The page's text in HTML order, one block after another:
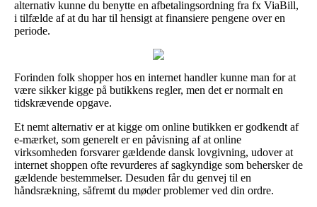
alternativ kunne du benytte en afbetalingsordning fra fx ViaBill,
i tilfælde af at du har til hensigt at finansiere pengene over en
periode.
Forinden folk shopper hos en internet handler kunne man for at
være sikker kigge på butikkens regler, men det er normalt en
tidskrævende opgave.
Et nemt alternativ er at kigge om online butikken er godkendt af
e-mærket, som generelt er en påvisning af at online
virksomheden forsvarer gældende dansk lovgivning, udover at
internet shoppen ofte revurderes af sagkyndige som behersker de
gældende bestemmelser. Desuden får du genvej til en
håndsrækning, såfremt du møder problemer ved din ordre.